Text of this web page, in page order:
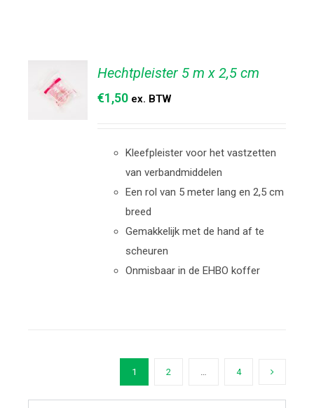
Hechtpleister 5 m x 2,5 cm
€1,50 ex. BTW
Kleefpleister voor het vastzetten
van verbandmiddelen
Een rol van 5 meter lang en 2,5 cm
breed
Gemakkelijk met de hand af te
scheuren
Onmisbaar in de EHBO koffer
1 2 … 4